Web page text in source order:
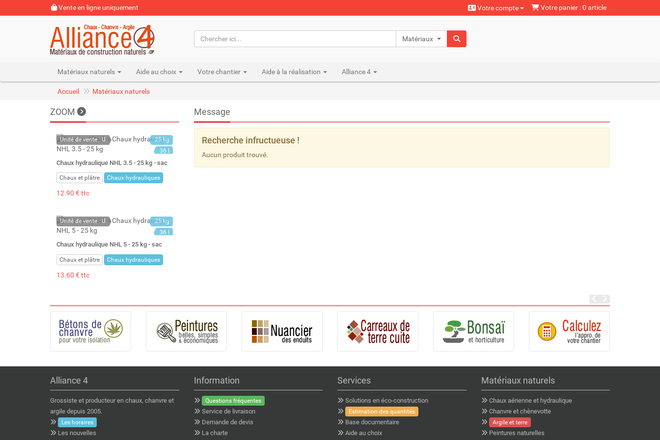
Vente en ligne uniquement Votre compte Votre panier : 0 article
Matériaux naturels
Matériaux naturels Aide au choix Votre chantier Aide à la réalisation Alliance 4
Accueil Matériaux naturels
ZOOM
Unité de vente : U
25 kg
36 l
Chaux hydraulique NHL 3.5 - 25 kg - sac
Chaux et plâtre Chaux hydrauliques
12.90 € ttc
Unité de vente : U
25 kg
36 l
Chaux hydraulique NHL 5 - 25 kg - sac
Chaux et plâtre Chaux hydrauliques
13.60 € ttc
Message
Recherche infructueuse !
Aucun produit trouvé.
Alliance 4
Grossiste et producteur en chaux, chanvre et
argile depuis 2005.
Les horaires
Les nouvelles
Information
Questions fréquentes
Service de livraison
Demande de devis
La charte
Services
Solutions en éco-construction
Estimation des quantités
Base documentaire
Aide au choix
Matériaux naturels
Chaux aérienne et hydraulique
Chanvre et chènevotte
Argile et terre
Peintures naturelles